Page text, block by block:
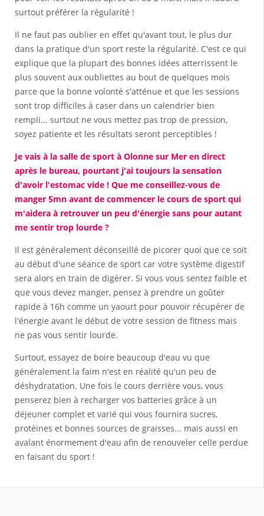
surtout préférer la régularité !
Il ne faut pas oublier en effet qu'avant tout, le plus dur
dans la pratique d'un sport reste la régularité. C'est ce qui
explique que la plupart des bonnes idées atterrissent le
plus souvent aux oubliettes au bout de quelques mois
parce que la bonne volonté s'atténue et que les sessions
sont trop difficiles à caser dans un calendrier bien
rempli... surtout ne vous mettez pas trop de pression,
soyez patiente et les résultats seront perceptibles !
Je vais à la salle de sport à Olonne sur Mer en direct
après le bureau, pourtant j'ai toujours la sensation
d'avoir l'estomac vide ! Que me conseillez-vous de
manger 5mn avant de commencer le cours de sport qui
m'aidera à retrouver un peu d'énergie sans pour autant
me sentir trop lourde ?
Il est généralement déconseillé de picorer quoi que ce soit
au début d'une séance de sport car votre système digestif
sera alors en train de digérer. Si vous vous sentez faible et
que vous devez manger, pensez à prendre un goûter
rapide à 16h comme un yaourt pour pouvoir récupérer de
l'énergie avant le début de votre session de fitness mais
ne pas vous sentir lourde.
Surtout, essayez de boire beaucoup d'eau vu que
généralement la faim n'est en réalité qu'un peu de
déshydratation. Une fois le cours derrière vous, vous
penserez bien à recharger vos batteries grâce à un
déjeuner complet et varié qui vous fournira sucres,
protéines et bonnes sources de graisses... mais aussi en
avalant énormement d'eau afin de renouveler celle perdue
en faisant du sport !